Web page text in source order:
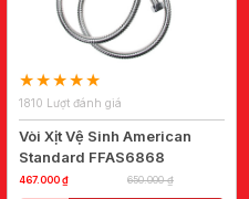
1810 Lượt đánh giá
Vòi Xịt Vệ Sinh American
Standard FFAS6868
467.000 ₫ 650.000 ₫